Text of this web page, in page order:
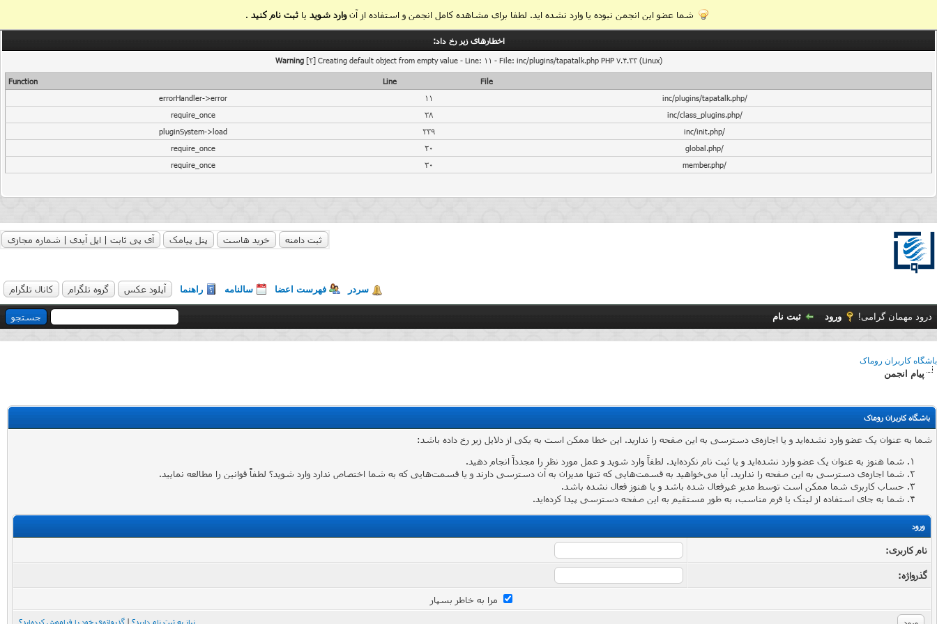
شما عضو این انجمن نبوده یا وارد نشده اید. لطفا برای مشاهده کامل انجمن و استفاده از آنوارد شوید یاثبت نام کنید .
اخطار‌های زیر رخ داد:
Warning[2] Creating default object from empty value - Line: 11 - File: inc/plugins/tapatalk.php PHP 7.4.33 (Linux)
File
Line
Function
/inc/plugins/tapatalk.php
11
errorHandler->error
/inc/class_plugins.php
38
require_once
/inc/init.php
239
pluginSystem->load
/global.php
20
require_once
/member.php
30
require_once
ثبت دامنه خرید هاست پنل پیامک آی پی ثابت | اپل آیدی | شماره مجازی
سردر فهرست اعضا سالنامه راهنما آپلود عکس گروه تلگرام کانال تلگرام
درود مهمان گرامی! ورود ثبت نام
باشگاه کاربران روماک
پیام انجمن
باشگاه کاربران روماک
شما به عنوان یک عضو وارد نشده‌اید و یا اجازه‌ی دسترسی به این صفحه را ندارید. این خطا ممکن است به یکی از دلایل زیر رخ داده باشد:
شما هنوز به عنوان یک عضو وارد نشده‌اید و یا ثبت نام نکرده‌اید. لطفاً وارد شوید و عمل مورد نظر را مجدداً انجام دهید.
شما اجازه‌ی دسترسی به این صفحه را ندارید. آیا می‌خواهید به قسمت‌هایی که تنها مدیران به آن دسترسی دارند و یا قسمت‌هایی که به شما اختصاص ندارد وارد شوید؟ لطفاً قوانین را مطالعه نمایید.
حساب کاربری شما ممکن است توسط مدیر غیرفعال شده باشد و یا هنوز فعال نشده باشد.
شما به جای استفاده از لینک یا فرم مناسب، به طور مستقیم به این صفحه دسترسی پیدا کرده‌اید.
ورود
نام کاربری:
گذرواژه‌:
مرا به خاطر بسپار
نیاز به ثبت نام دارید؟ | گذرواژه‌ی خود را فراموش کرده‌اید؟